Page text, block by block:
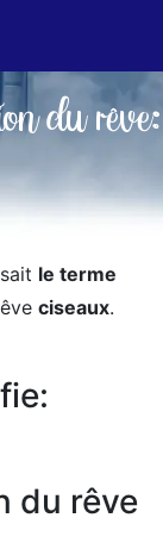
du rêve:
le terme
ciseaux.
du rêve